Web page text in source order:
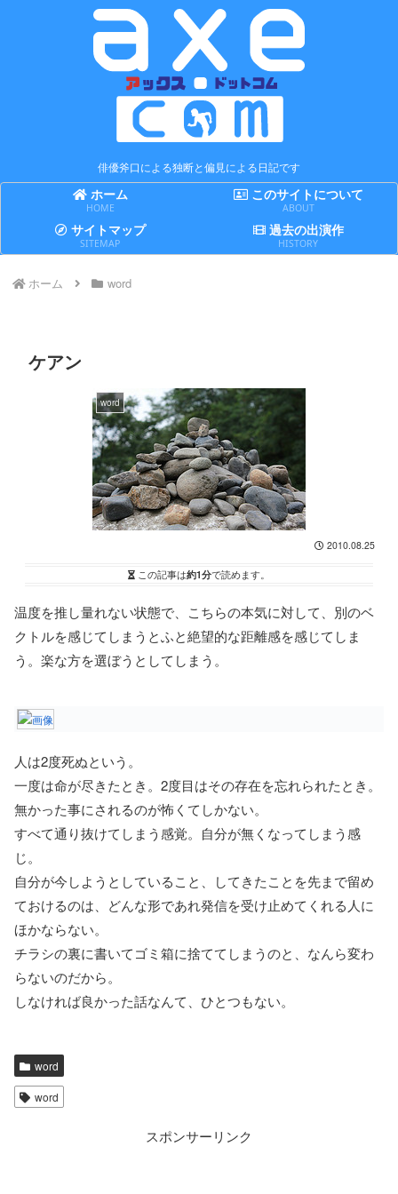
俳優斧口による独断と偏見による日記です
ホーム
HOME
このサイトについて
ABOUT
サイトマップ
SITEMAP
過去の出演作
HISTORY
ホーム word
ケアン
word
2010.08.25
この記事は約1分で読めます。
温度を推し量れない状態で、こちらの本気に対して、別のベ
クトルを感じてしまうとふと絶望的な距離感を感じてしま
う。楽な方を選ぼうとしてしまう。
人は2度死ぬという。
一度は命が尽きたとき。2度目はその存在を忘れられたとき。
無かった事にされるのが怖くてしかない。
すべて通り抜けてしまう感覚。自分が無くなってしまう感
じ。
自分が今しようとしていること、してきたことを先まで留め
ておけるのは、どんな形であれ発信を受け止めてくれる人に
ほかならない。
チラシの裏に書いてゴミ箱に捨ててしまうのと、なんら変わ
らないのだから。
しなければ良かった話なんて、ひとつもない。
word
word
スポンサーリンク